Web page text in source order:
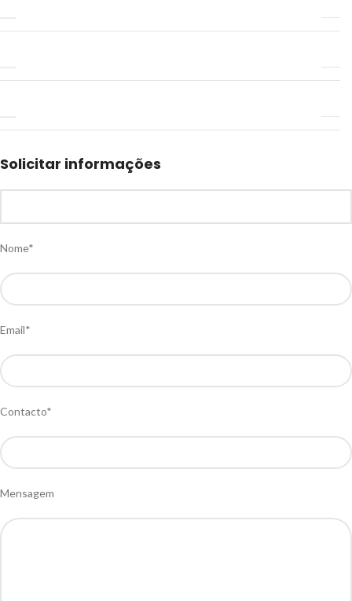
Solicitar informações
Nome*
Email*
Contacto*
Mensagem